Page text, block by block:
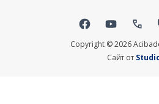
Copyright © 2026
Social links
Сайт от